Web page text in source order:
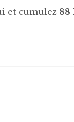
et cumulez 88